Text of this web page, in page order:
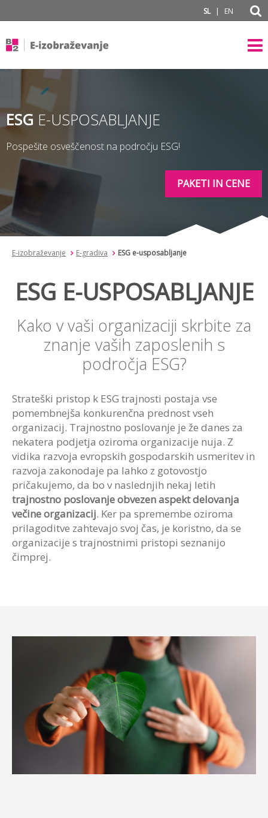
SL | EN
ESG E-USPOSABLJANJE
Pospešite osveščenost na področju ESG!
PAKETI IN CENE
E-izobraževanje E-gradiva ESG e-usposabljanje
ESG E-USPOSABLJANJE
Kako v vaši organizaciji skrbite za
znanje vaših zaposlenih s
področja ESG?
Strateški pristop k ESG trajnosti postaja vse
pomembnejša konkurenčna prednost vseh
organizacij. Trajnostno poslovanje je že danes za
nekatera podjetja oziroma organizacije nuja. Z
vidika razvoja evropskih gospodarskih usmeritev in
razvoja zakonodaje pa lahko z gotovostjo
pričakujemo, da bo v naslednjih nekaj letih
trajnostno poslovanje obvezen aspekt delovanja
večine organizacij. Ker pa spremembe oziroma
prilagoditve zahtevajo svoj čas, je koristno, da se
organizacije s trajnostnimi pristopi seznanijo
čimprej.